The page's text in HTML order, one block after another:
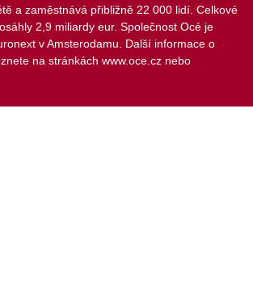
a zaměstnává přibližně 22 000 lidí. Celkové
2,9 miliardy eur. Společnost Océ je
v Amsterodamu. Další informace o
na stránkách www.oce.cz nebo